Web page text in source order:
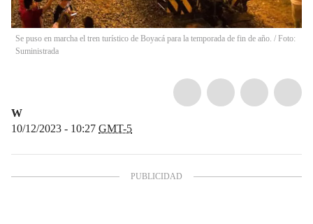
Se puso en marcha el tren turístico de Boyacá para la temporada de fin de año. / Foto:
Suministrada
W
10/12/2023 - 10:27 GMT-5